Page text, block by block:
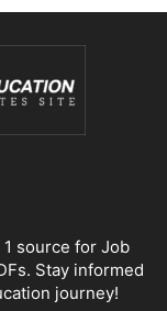
1 source for Job
Stay informed
journey!